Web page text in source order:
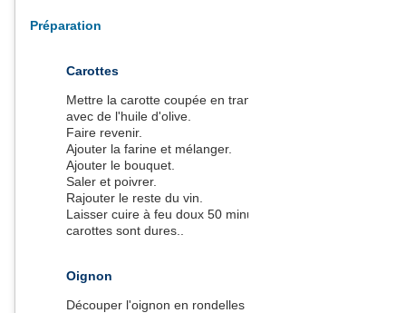
Préparation
Carottes
Mettre la carotte coupée en tranche dans une cocotte
avec de l'huile d'olive.
Faire revenir.
Ajouter la farine et mélanger.
Ajouter le bouquet.
Saler et poivrer.
Rajouter le reste du vin.
Laisser cuire à feu doux 50 minutes ou plus si les
carottes sont dures..
Oignon
Découper l'oignon en rondelles ou morceaux.